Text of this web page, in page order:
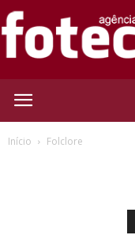
Início Folclore